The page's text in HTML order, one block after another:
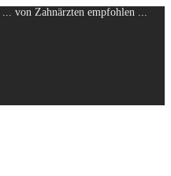
von Zahnärzten empfohlen ...